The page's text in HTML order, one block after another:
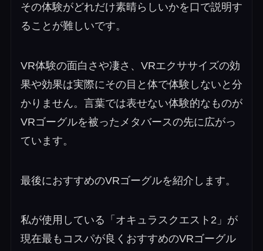
その体験がどれだけ素晴らしいかを口で説明す
ることが難しいです。
VR体験の面白さや凄さ、VRエクササイズの効
果や効果は実際にその目と体で体験しないと分
かりません。言葉では表せない体験的なものが
VRゴーグルを被ったメタバースの先に広がっ
ています。
最後におすすめのVRゴーグルを紹介します。
私が使用している「オキュラスクエスト2」が
現在最もコスパが良くおすすめのVRゴーグル